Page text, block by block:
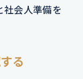
社会人準備を
る